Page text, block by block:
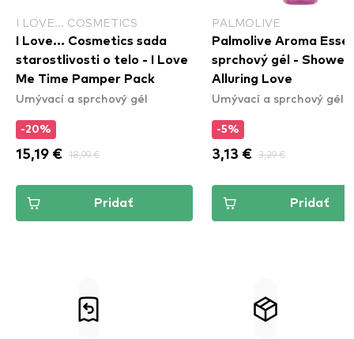
I LOVE... COSMETICS
I Love... Cosmetics sada
starostlivosti o telo - I Love
Me Time Pamper Pack
Umývací a sprchový gél
-20%
15,19 € 18,99 €
Pridať
PALMOLIVE
Palmolive Aroma Essence
sprchový gél - Shower
Alluring Love
Umývací a sprchový gél
-5%
3,13 € 3,29 €
Pridať